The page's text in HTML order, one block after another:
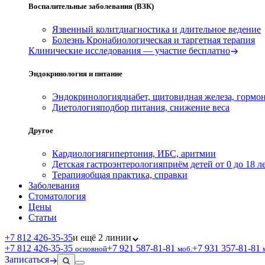
Воспалительные заболевания (ВЗК)
Язвенный колитдиагностика и длительное ведение
Болезнь Кронабиологическая и таргетная терапия
Клинические исследования — участие бесплатно
Эндокринология и питание
Эндокринологиядиабет, щитовидная железа,
Диетологияподбор питания, снижение веса
Другое
Кардиологиягипертония, ИБС, аритмии
Детская гастроэнтерологияприём детей от 0 до 18
Терапияобщая практика, справки
Заболевания
Стоматология
Цены
Статьи
+7 812 426‑35‑35и ещё 2 линии
+7 812 426‑35‑35 основной+7 921 587‑81‑81 моб.+7 931 357‑81‑81
Записаться